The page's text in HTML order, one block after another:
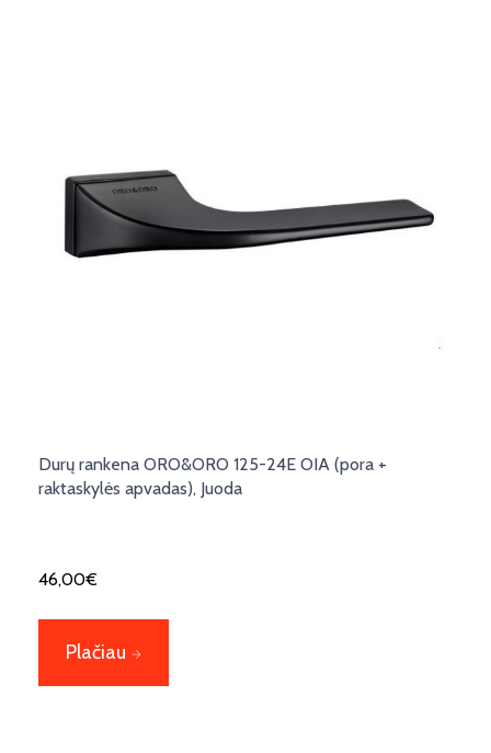
Durų rankena ORO&ORO 125-24E OIA (pora +
raktaskylės apvadas), Juoda
46,00€
Plačiau